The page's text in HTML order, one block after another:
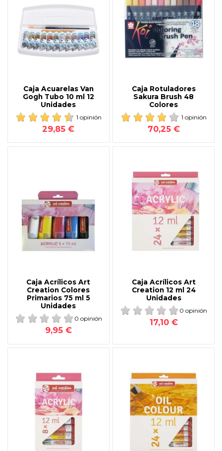
Caja Acuarelas Van
Gogh Tubo 10 ml 12
Unidades
1 opinión
29,85 €
Caja Rotuladores
Sakura Brush 48
Colores
1 opinión
70,25 €
Caja Acrílicos Art
Creation Colores
Primarios 75 ml 5
Unidades
0 opinión
9,95 €
Caja Acrílicos Art
Creation 12 ml 24
Unidades
0 opinión
17,10 €